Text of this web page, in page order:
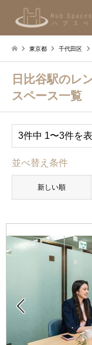
東京都 千代田区
日比谷駅のレ
スペース一覧
3件中 1〜3件を
並べ替え条件
新しい順
